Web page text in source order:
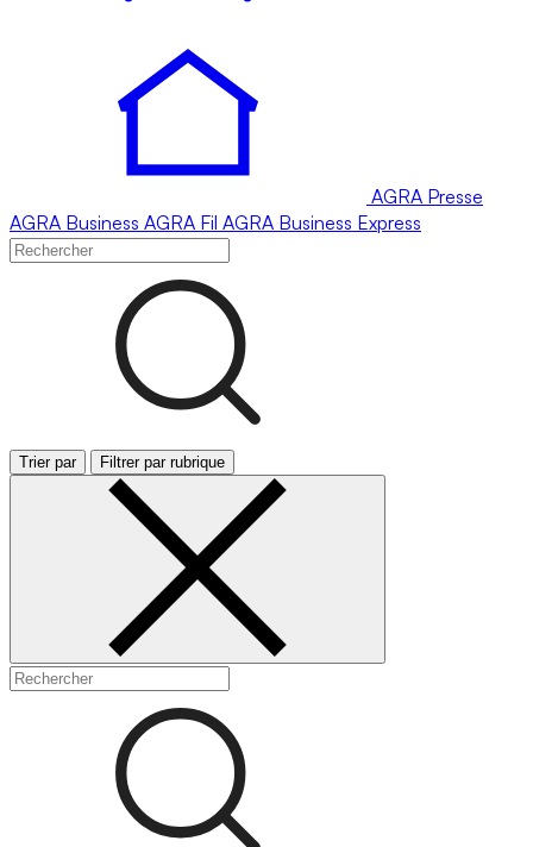
AGRA Presse
AGRA Business AGRA Fil AGRA Business Express
Trier par Filtrer par rubrique